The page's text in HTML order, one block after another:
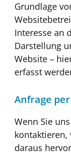
Grundlage
Interesse an
Darstellung
Website –
erfasst
Anfrage
Wenn Sie
kontaktieren,
daraus